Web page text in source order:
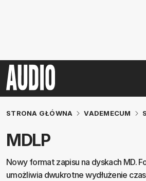
STRONA GŁÓWNA VADEMECUM
MDLP
Nowy format zapisu na dyskach MD.
umożliwia dwukrotne wydłużenie